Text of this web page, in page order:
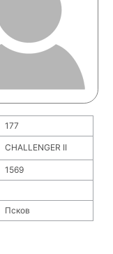
177
CHALLENGER II
1569
Псков